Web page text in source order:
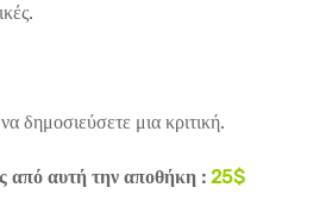
δημοσιεύσετε μια κριτική.
από αυτή την αποθήκη : 25$